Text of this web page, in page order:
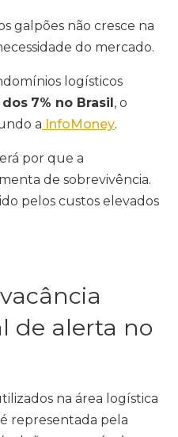
galpões não cresce na
do mercado.
logísticos
7% no Brasil, o
a InfoMoney.
por que a
de sobrevivência.
pelos custos elevados
de alerta no
na área logística
é representada pela